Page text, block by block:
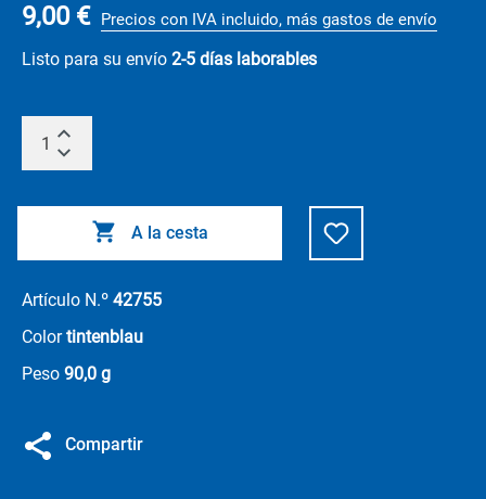
9,00 € Precios con IVA incluido, más gastos de envío
Listo para su envío 2-5 días laborables
A la cesta
Artículo N.º 42755
Colortintenblau
Peso 90,0 g
Compartir